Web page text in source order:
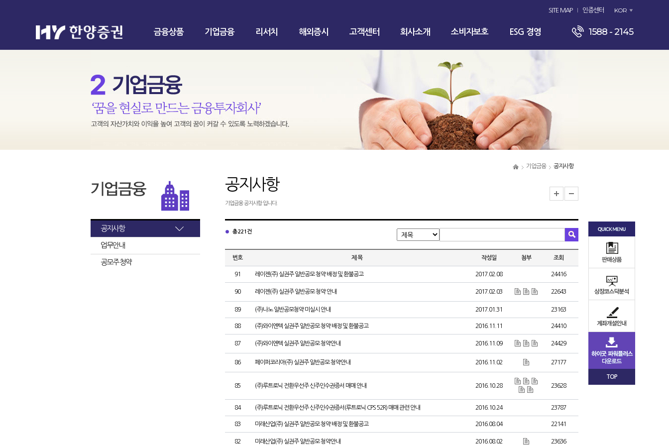
SITE MAP 인증센터 KOR
금융상품 기업금융 리서치 해외증시 고객센터 회사소개 소비자보호 ESG 경영 1588 - 2145
기업금융 공지사항
공지사항
업무안내
공모주 청약
공지사항
기업금융 공지사항 입니다.
총 221건
번호 제 목 작성일 첨부 조회
91 레이젠(주) 실권주 일반공모 청약 배정 및 환불공고 2017.02.08 24416
90 레이젠(주) 실권주 일반공모 청약 안내 2017.02.03 22643
89 (주)나노 일반공모청약 미실시 안내 2017.01.31 23163
88 (주)와이엔텍 실권주 일반공모 청약 배정 및 환불공고 2016.11.11 24410
87 (주)와이엔텍 실권주 일반공모 청약안내 2016.11.09 24429
86 페이퍼코리아(주) 실권주 일반공모 청약안내 2016.11.02 27177
85 (주)루트로닉 전환우선주 신주인수권증서 매매 안내 2016.10.28 23628
84 (주)루트로닉 전환우선주 신주인수권증서(루트로닉 CPS 52R) 매매 관련 안내 2016.10.24 23787
83 미래산업(주) 실권주 일반공모 청약 배정 및 환불공고 2016.08.04 22141
82 미래산업(주) 실권주 일반공모 청약안내 2016.08.02 23636
TOP